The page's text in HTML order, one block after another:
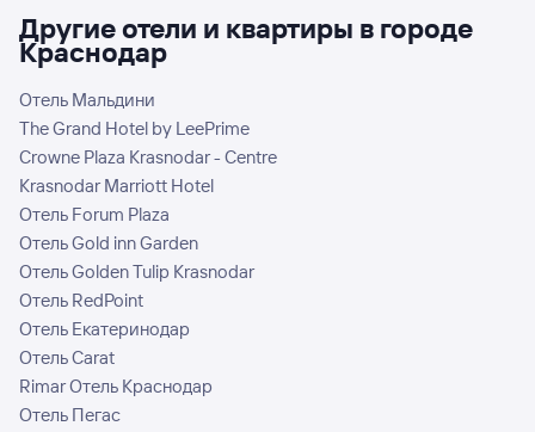
Другие отели и квартиры в городе
Краснодар
Отель Мальдини
The Grand Hotel by LeePrime
Crowne Plaza Krasnodar - Centre
Krasnodar Marriott Hotel
Отель Forum Plaza
Отель Gold inn Garden
Отель Golden Tulip Krasnodar
Отель RedPoint
Отель Екатеринодар
Отель Carat
Rimar Отель Краснодар
Отель Пегас